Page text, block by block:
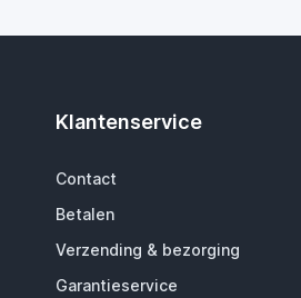
Klantenservice
Contact
Betalen
Verzending & bezorging
Garantieservice